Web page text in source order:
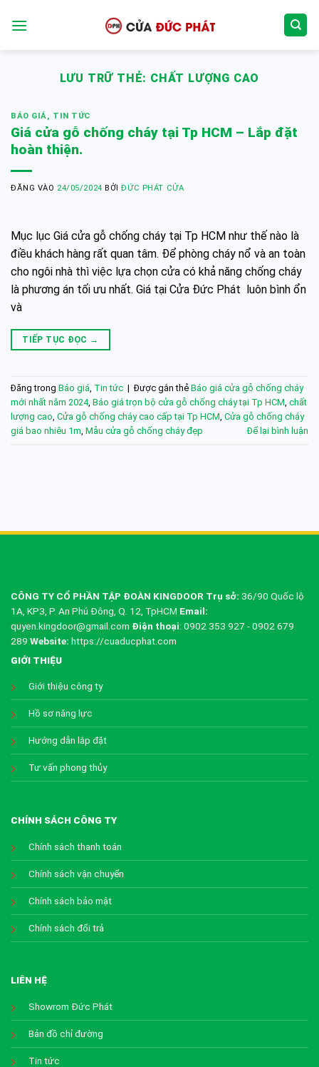
qua
LƯU TRỮ THẺ: CHẤT LƯỢNG CAO
BÁO GIÁ, TIN TỨC
Giá cửa gỗ chống cháy tại Tp HCM – Lắp đặt
hoàn thiện.
ĐĂNG VÀO 24/05/2024 BỞIĐỨC PHÁT CỬA
Mục lục Giá cửa gỗ chống cháy tại Tp HCM như thế nào là
điều khách hàng rất quan tâm. Để phòng cháy nổ và an toàn
cho ngôi nhà thì việc lựa chọn cửa có khả năng chống cháy
là phương án tối ưu nhất. Giá tại Cửa Đức Phát luôn bình ổn
và
TIẾP TỤC ĐỌC →
Đăng trong Báo giá Tin tức | Được gắn thẻ Báo giá cửa gỗ chống cháy
mới nhất năm 2024, Báo giá trọn bộ cửa gỗ chống cháy tại Tp HCM chất
lượng cao Cửa gỗ chống cháy cao cấp tại Tp HCM Cửa gỗ chống cháy
giá bao nhiêu 1m Mẫu cửa gỗ chống cháy đẹp Để lại bình luận
CÔNG TY CỔ PHẦN TẬP ĐOÀN KINGDOOR Trụ sở: 36/90 Quốc lộ
1A, KP3, P. An Phú Đông, Q. 12, TpHCM Email:
quyen.kingdoor@gmail.com Điện thoại: 0902 353 927 - 0902 679
289 Website: https://cuaducphat.com
GIỚI THIỆU
Giới thiệu công ty
Hồ sơ năng lực
Hướng dẫn lắp đặt
Tư vấn phong thủy
CHÍNH SÁCH CÔNG TY
Chính sách thanh toán
Chính sách vận chuyển
Chính sách bảo mật
Chính sách đổi trả
LIÊN HỆ
Showrom Đức Phát
Bản đồ chỉ đường
Tin tức